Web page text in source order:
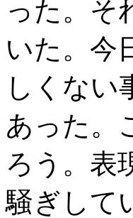
った。そ
いた。今
しくない
あった。
ろう。表
騒ぎして